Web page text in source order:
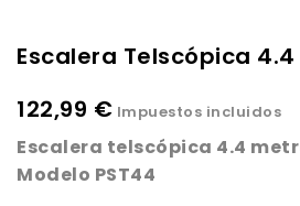
Escalera Telscópica 4.4
122,99 € Impuestos incluidos
Escalera telscópica 4.4
Modelo PST44